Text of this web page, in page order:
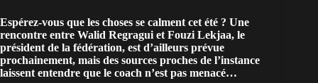
Espérez-vous que les choses se calment cet été ? Une
rencontre entre Walid Regragui et Fouzi Lekjaa, le
président de la fédération, est d’ailleurs prévue
prochainement, mais des sources proches de l’instance
laissent entendre que le coach n’est pas menacé…